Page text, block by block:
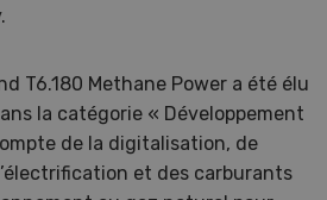
T6.180 Methane Power a été élu
la catégorie « Développement
de la digitalisation, de
et des carburants